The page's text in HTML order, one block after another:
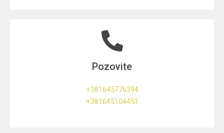
Pozovite
+381645776394
+381645104451